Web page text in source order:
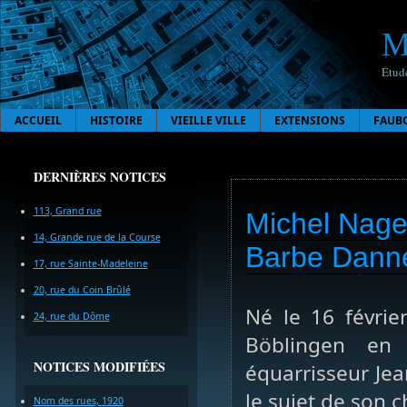
ACCUEIL HISTOIRE VIEILLE VILLE EXTENSIONS
DERNIÈRES NOTICES
113, Grand rue
14, Grande rue de la Course
17, rue Sainte-Madeleine
20, rue du Coin Brûlé
24, rue du Dôme
NOTICES MODIFIÉES
Nom des rues, 1920
Michel
Barbe
Né le 16
Böblingen
équarrisseur
le sujet de son